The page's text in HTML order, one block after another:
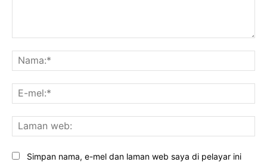
Simpan nama, e-mel dan laman web saya di pelayar ini